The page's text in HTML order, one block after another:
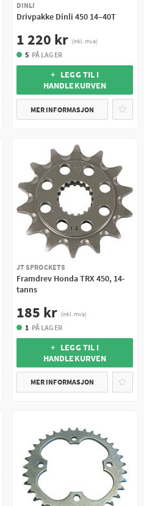
DINLI
Drivpakke Dinli 450 14–40T
1 220 kr (inkl. mva)
5 PÅ LAGER
+ LEGG TIL I
HANDLEKURVEN
MER INFORMASJON
JT SPROCKETS
Framdrev Honda TRX 450, 14-
tanns
185 kr (inkl. mva)
1 PÅ LAGER
+ LEGG TIL I
HANDLEKURVEN
MER INFORMASJON